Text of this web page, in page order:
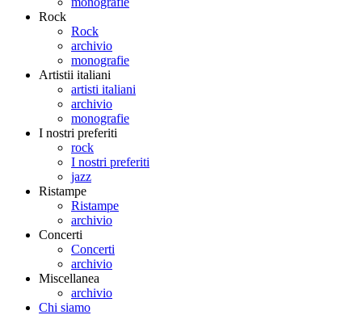
Rock
Rock
archivio
monografie
Artistii italiani
artisti italiani
archivio
monografie
I nostri preferiti
rock
I nostri preferiti
jazz
Ristampe
Ristampe
archivio
Concerti
Concerti
archivio
Miscellanea
archivio
Chi siamo